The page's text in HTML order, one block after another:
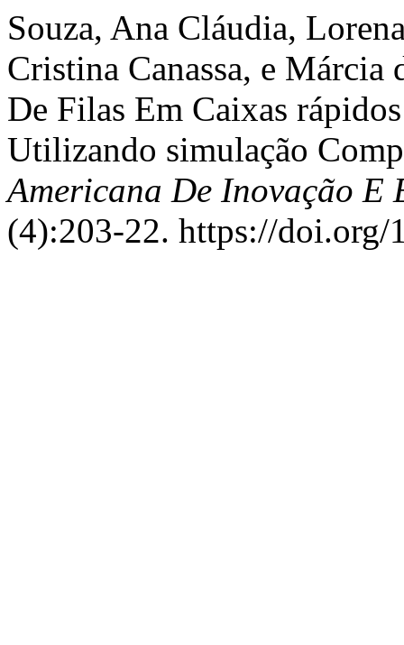
Souza, Ana Cláudia,
Cristina Canassa, e
De Filas Em Caixas
Utilizando simulação
Americana De Inovação E
(4):203-22. https://doi.org/